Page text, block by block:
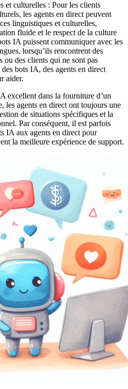
et culturelles : Pour les clients
les agents en direct peuvent
linguistiques et culturelles,
fluide et le respect de la culture
IA puissent communiquer avec les
lorsqu’ils rencontrent des
ou des clients qui ne sont pas
bots IA, des agents en direct
aider.
excellent dans la fourniture d’un
les agents en direct ont toujours une
de situations spécifiques et la
Par conséquent, il est parfois
IA aux agents en direct pour
la meilleure expérience de support.